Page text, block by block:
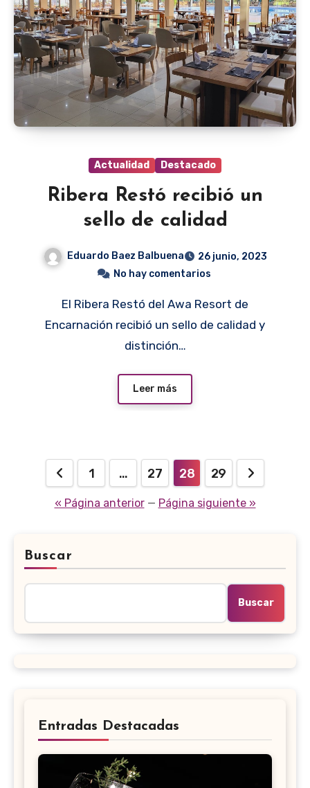
Actualidad Destacado
Ribera Restó recibió un
sello de calidad
Eduardo Baez Balbuena
26 junio, 2023
No hay comentarios
El Ribera Restó del Awa Resort de
Encarnación recibió un sello de calidad y
distinción…
Leer más
Paginación
1 … 27 28 29
« Página anterior— Página siguiente »
Buscar
Buscar
Entradas Destacadas